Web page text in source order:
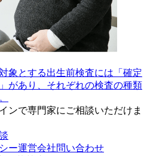
象とする出生前検査には「確定
があり、それぞれの検査の種類
ンで専門家にご相談いただけま
ー運営会社問い合わせ